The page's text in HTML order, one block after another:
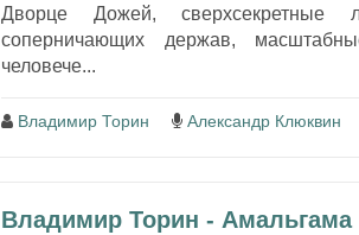
Дворце Дожей, сверхсекретные
соперничающих держав,
человече...
Владимир Торин Александр Клюквин
Владимир Торин - Амальгама